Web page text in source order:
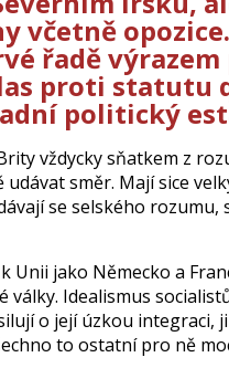
včetně
řadě
proti statutu
politický
vždycky sňatkem z
směr. Mají sice
se selského
Unii jako Německo a
války. Idealismus
o její úzkou integraci,
to ostatní pro ně